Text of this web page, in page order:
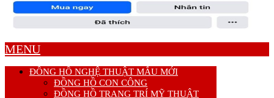
MENU
ĐỒNG HỒ NGHỆ THUẬT MẪU MỚI
ĐỒNG HỒ CON CÔNG
ĐỒNG HỒ TRANG TRÍ MỸ THUẬT